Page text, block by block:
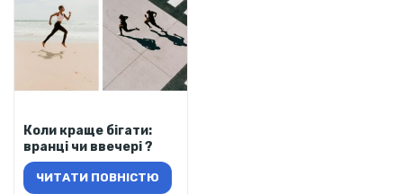
Коли краще бігати:
вранці чи ввечері ?
ЧИТАТИ ПОВНІСТЮ